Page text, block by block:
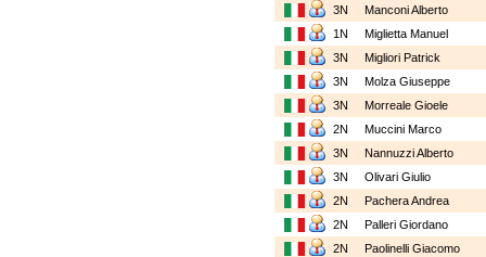
3N
Manconi Alberto
1N
Miglietta Manuel
3N
Migliori Patrick
3N
Molza Giuseppe
3N
Morreale Gioele
2N
Muccini Marco
3N
Nannuzzi Alberto
3N
Olivari Giulio
2N
Pachera Andrea
2N
Palleri Giordano
2N
Paolinelli Giacomo